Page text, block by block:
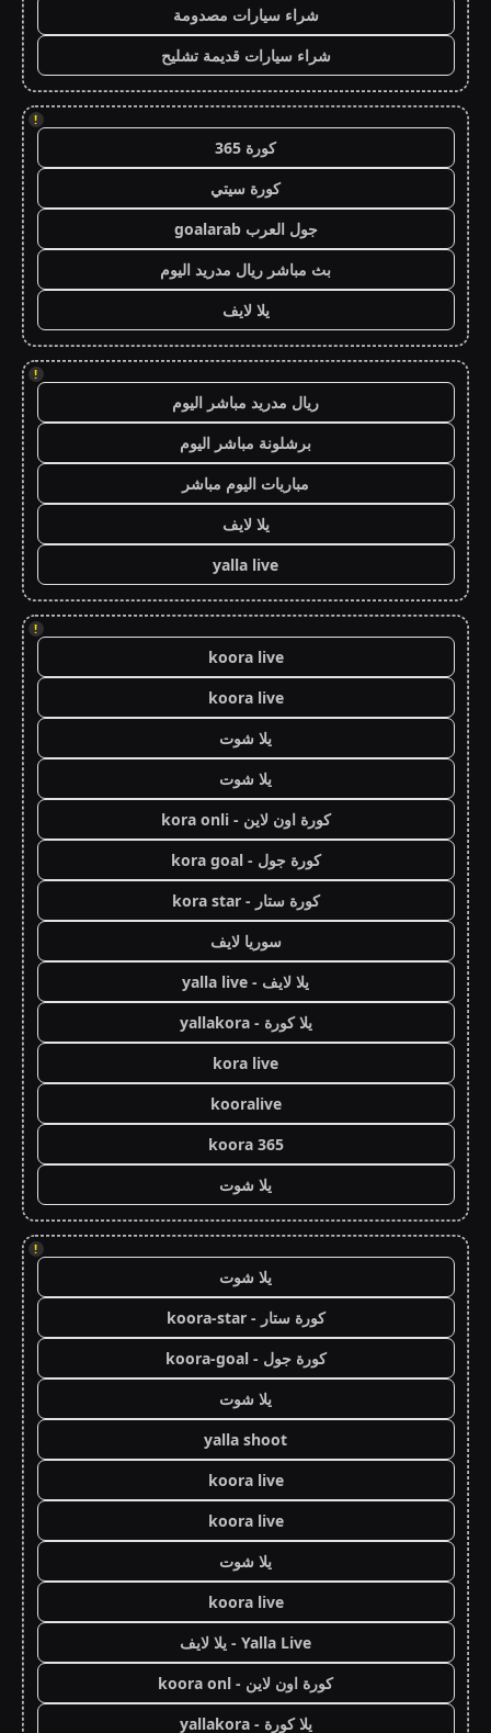
شراء سيارات مصدومة
شراء سيارات قديمة تشليح
!
كورة 365
كورة سيتي
جول العرب goalarab
بث مباشر ريال مدريد اليوم
يلا لايف
!
ريال مدريد مباشر اليوم
برشلونة مباشر اليوم
مباريات اليوم مباشر
يلا لايف
yalla live
!
koora live
koora live
يلا شوت
يلا شوت
كورة اون لاين - kora onli
كورة جول - kora goal
كورة ستار - kora star
سوريا لايف
يلا لايف - yalla live
يلا كورة - yallakora
kora live
kooralive
koora 365
يلا شوت
!
يلا شوت
كورة ستار - koora-star
كورة جول - koora-goal
يلا شوت
yalla shoot
koora live
koora live
يلا شوت
koora live
Yalla Live - يلا لايف
كورة اون لاين - koora onl
يلا كورة - yallakora